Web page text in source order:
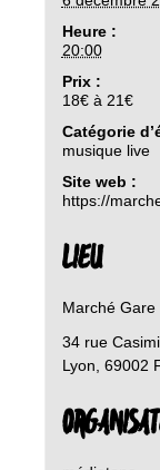
Heure :
20:00
Prix :
18€ à 21€
Catégorie
musique live
Site web :
https://
LIEU
Marché Gare
34 rue
Lyon 69002